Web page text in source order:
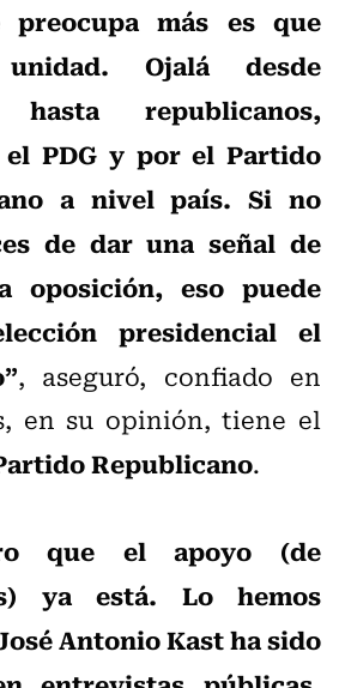
preocupa más es que
unidad. Ojalá desde
hasta republicanos,
PDG y por el Partido
a nivel país. Si no
de dar una señal de
oposición, eso puede
presidencial el
, aseguró, confiado en
en su opinión, tiene el
Republicano.
que el apoyo (de
ya está. Lo hemos
Antonio Kast ha sido